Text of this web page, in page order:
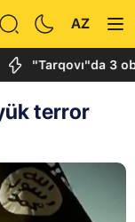
AZ
3
terror